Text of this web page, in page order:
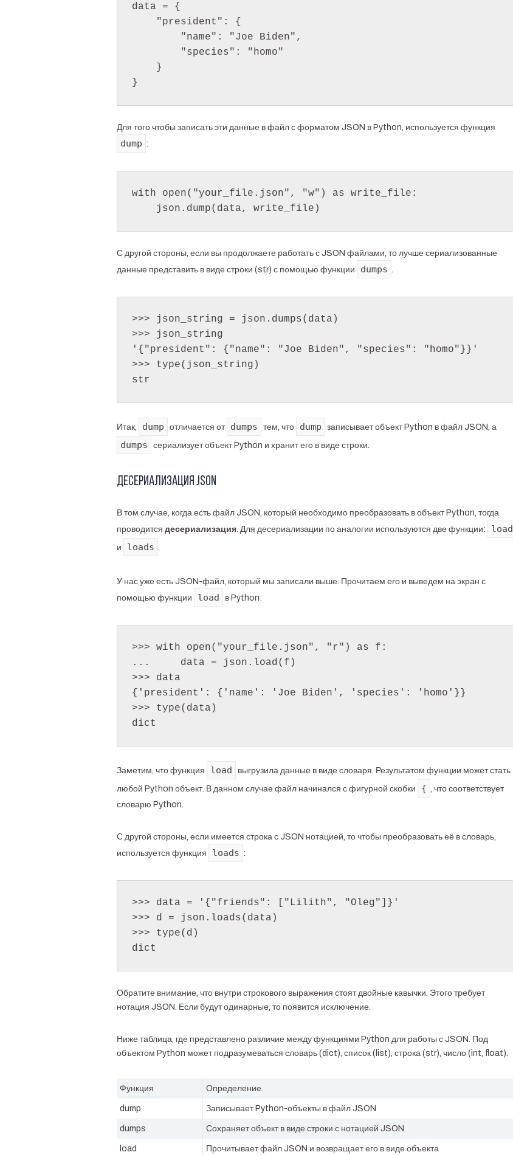
data = {
}
Для того чтобы записать эти данные в файл с форматом JSON в Python, используется функция
dump :
with open("your_file.json", "w") as write_file:
    json.dump(data, write_file)
С другой стороны, если вы продолжаете работать с JSON файлами, то лучше сериализованные
данные представить в виде строки (str) с помощью функции
dumps .
>>> json_string = json.dumps(data)
>>> json_string
'{"president": {"name": "Joe Biden", "species": "homo"}}'
>>> type(json_string)
str
Итак, dump отличается от dumps тем, что dump записывает объект Python в файл JSON, а
dumps сериализует объект Python и хранит его в виде строки.
Десериализация JSON
В том случае, когда есть файл JSON, который необходимо преобразовать в объект Python, тогда
проводится десериализация. Для десериализации по аналогии используются две функции: load
и loads .
У нас уже есть JSON-файл, который мы записали выше. Прочитаем его и выведем на экран с
помощью функции
load в Python:
>>> with open("your_file.json", "r") as f:
...     data = json.load(f)
>>> data
{'president': {'name': 'Joe Biden', 'species': 'homo'}}
>>> type(data)
dict
Заметим, что функция load
выгрузила данные в виде словаря. Результатом функции может стать
любой Python объект. В данном случае файл начинался с фигурной скобки
{ , что соответствует
словарю Python.
С другой стороны, если имеется строка с JSON нотацией, то чтобы преобразовать её в словарь,
используется функция
loads :
>>> data = '{"friends": ["Lilith", "Oleg"]}'
>>> d = json.loads(data)
>>> type(d)
dict
Обратите внимание, что внутри строкового выражения стоят двойные кавычки. Этого требует
нотация JSON. Если будут одинарные, то появится исключение.
Ниже таблица, где представлено различие между функциями Python для работы с JSON. Под
объектом Python может подразумеваться словарь (dict), список (list), строка (str), число (int, float).
Функция Определение
dump Записывает Python-объекты в файл JSON
dumps Сохраняет объект в виде строки с нотацией JSON
load Прочитывает файл JSON и возвращает его в виде объекта